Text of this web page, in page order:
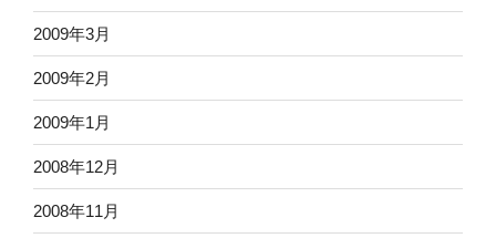
2009年3月
2009年2月
2009年1月
2008年12月
2008年11月